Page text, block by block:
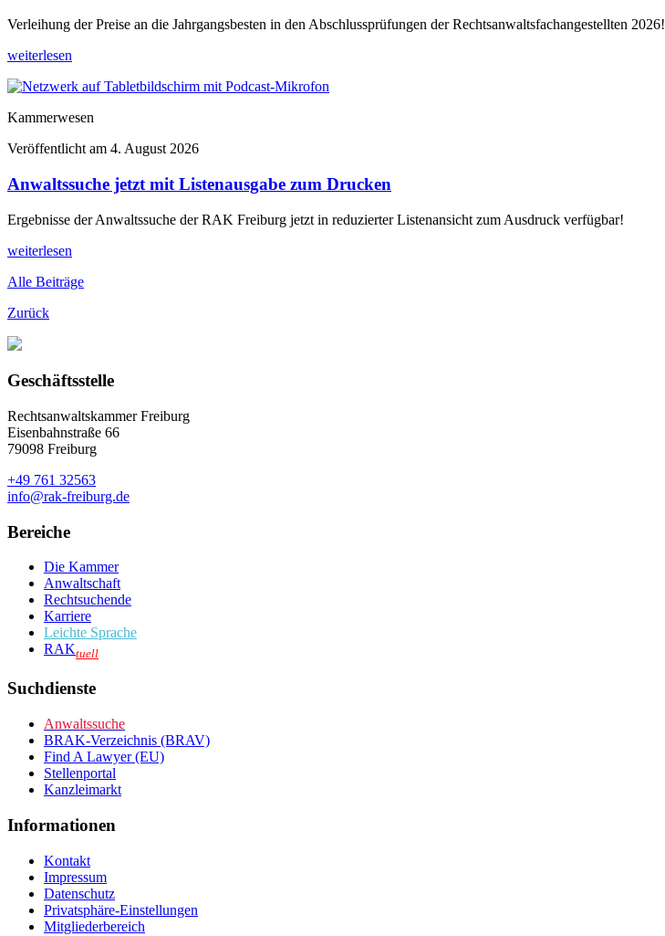
Verleihung der Preise an die Jahrgangsbesten in den Abschlussprüfungen der Rechtsanwaltsfachangestellten 2026!
weiterlesen
Kammerwesen
Veröffentlicht am 4. August 2026
Anwaltssuche jetzt mit Listenausgabe zum Drucken
Ergebnisse der Anwaltssuche der RAK Freiburg jetzt in reduzierter Listenansicht zum Ausdruck verfügbar!
weiterlesen
Alle Beiträge
Zurück
Geschäftsstelle
Rechtsanwaltskammer Freiburg
Eisenbahnstraße 66
79098 Freiburg
+49 761 32563
info@rak-freiburg.de
Bereiche
Die Kammer
Anwaltschaft
Rechtsuchende
Karriere
Leichte Sprache
RAKtuell
Suchdienste
Anwaltssuche
BRAK-Verzeichnis (BRAV)
Find A Lawyer (EU)
Stellenportal
Kanzleimarkt
Informationen
Kontakt
Impressum
Datenschutz
Privatsphäre-Einstellungen
Mitgliederbereich